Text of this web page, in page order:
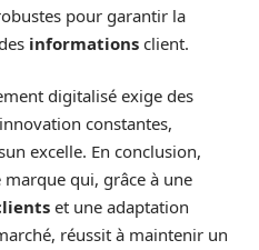
pour garantir la
informations client.
digitalisé exige des
constantes,
excelle. En conclusion,
qui, grâce à une
et une adaptation
réussit à maintenir un